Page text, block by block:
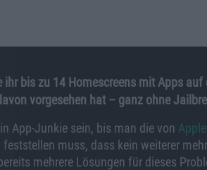
ihr bis zu 14 Homescreens mit Apps auf
vorgesehen hat – ganz ohne
App-Junkie sein, bis man die von Apple
muss, dass kein weiterer
mehrere Lösungen für dieses